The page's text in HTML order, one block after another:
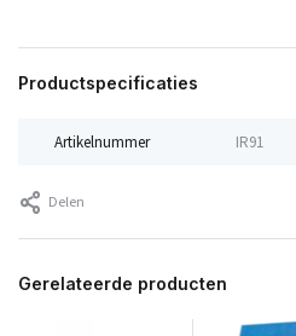
Productspecificaties
Artikelnummer IR91
Delen
Gerelateerde producten